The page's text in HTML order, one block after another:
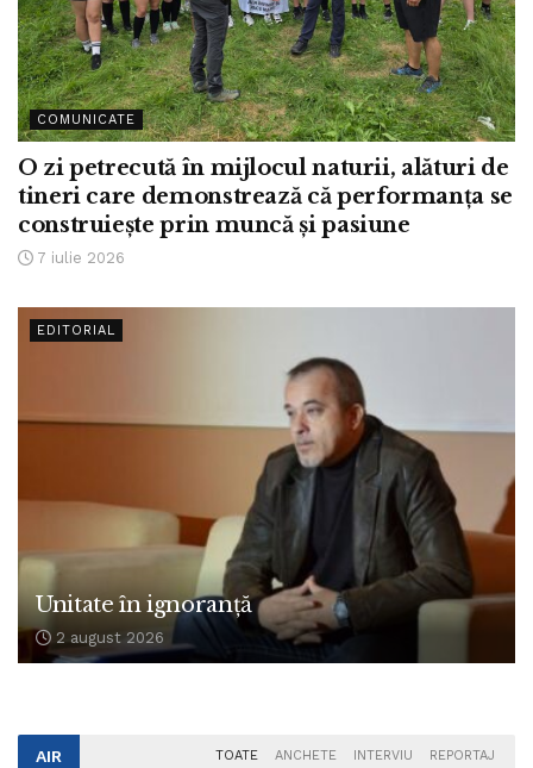
COMUNICATE
O zi petrecută în mijlocul naturii, alături de
tineri care demonstrează că performanța se
construiește prin muncă și pasiune
7 iulie 2026
EDITORIAL
Unitate în ignoranță
2 august 2026
AIR TOATE ANCHETE INTERVIU REPORTAJ